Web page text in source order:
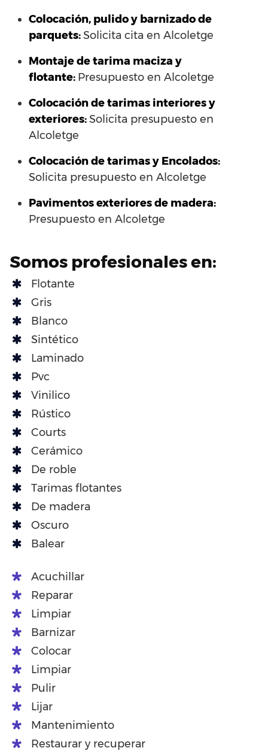
Colocación, pulido y barnizado de
parquets:Solicita cita en Alcoletge
Montaje de tarima maciza y
flotante: Presupuesto en Alcoletge
Colocación de tarimas interiores y
exteriores:Solicita presupuesto en
Alcoletge
Colocación de tarimas y Encolados:
Solicita presupuesto en Alcoletge
Pavimentos exteriores de madera:
Presupuesto en Alcoletge
Somos profesionales en:
Flotante
Gris
Blanco
Sintético
Laminado
Pvc
Vinilico
Rústico
Courts
Cerámico
De roble
Tarimas flotantes
De madera
Oscuro
Balear
Acuchillar
Reparar
Limpiar
Barnizar
Colocar
Limpiar
Pulir
Lijar
Mantenimiento
Restaurar y recuperar